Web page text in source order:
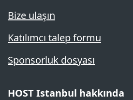
Bize ulaşın
Katılımcı talep formu
Sponsorluk dosyası
HOST Istanbul hakkında